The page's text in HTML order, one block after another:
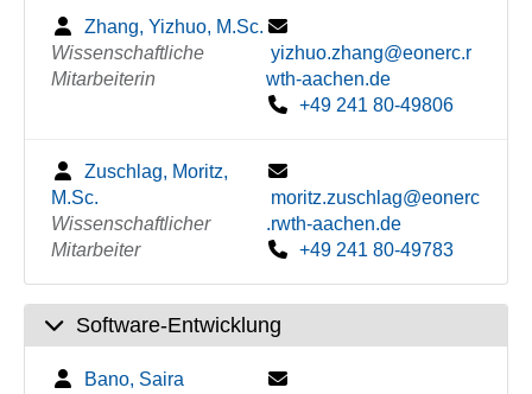
Zhang, Yizhuo, M.Sc.
Wissenschaftliche
Mitarbeiterin
yizhuo.zhang@eonerc.r
wth-aachen.de
+49 241 80-49806
Zuschlag, Moritz,
M.Sc.
Wissenschaftlicher
Mitarbeiter
moritz.zuschlag@eonerc
.rwth-aachen.de
+49 241 80-49783
Software-Entwicklung
Bano, Saira